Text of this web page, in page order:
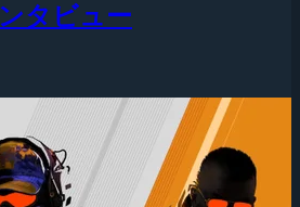
タビュー